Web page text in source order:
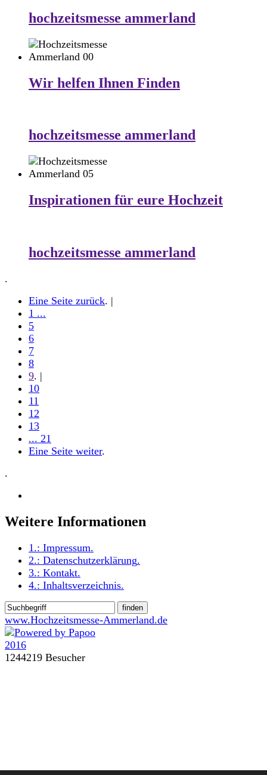
hochzeitsmesse ammerland
Wir helfen Ihnen Finden
hochzeitsmesse ammerland
Inspirationen für eure Hochzeit
hochzeitsmesse ammerland
.
Eine Seite zurück. |
1 ...
5
6
7
8
9. |
10
11
12
13
... 21
Eine Seite weiter.
.
Weitere Informationen
1.: Impressum.
2.: Datenschutzerklärung.
3.: Kontakt.
4.: Inhaltsverzeichnis.
www.Hochzeitsmesse-Ammerland.de
1244219 Besucher